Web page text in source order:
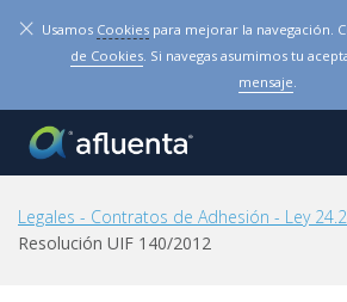
× Usamos Cookies para mejorar la navegación.
de Cookies. Si navegas asumimos tu
mensaje.
Legales - Contratos de Adhesión - Ley
Resolución UIF 140/2012